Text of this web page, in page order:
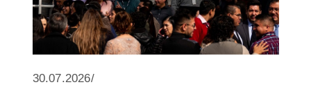
30.07.2026/